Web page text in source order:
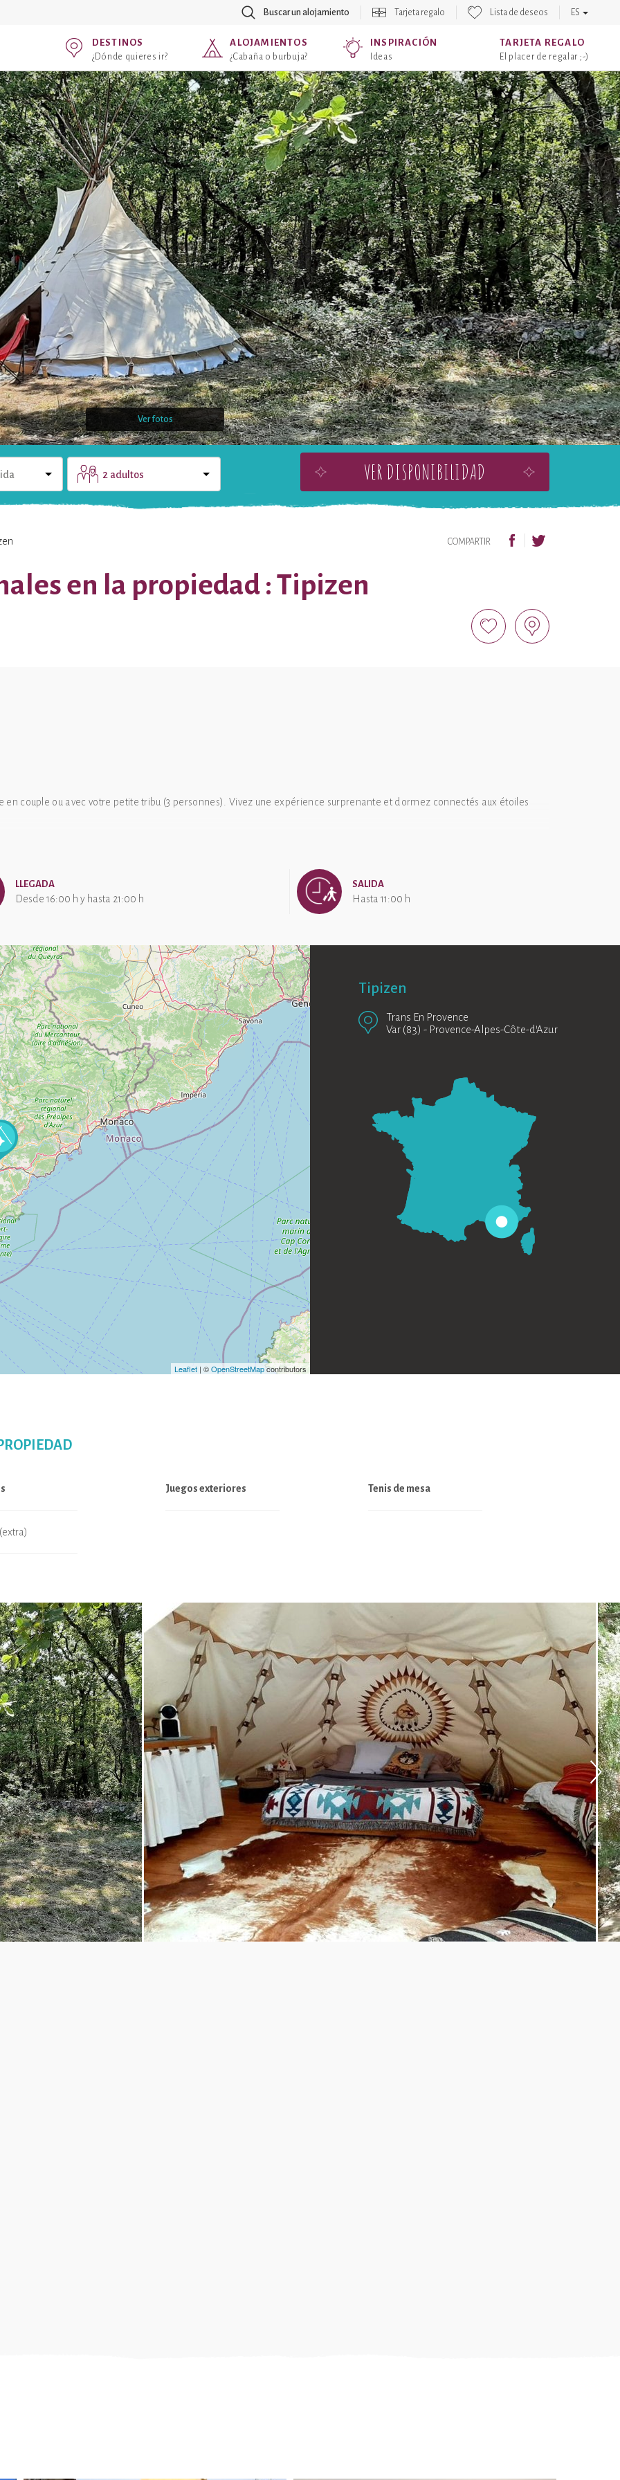
Buscar un alojamiento Tarjeta regalo Lista de deseos ES
DESTINOS
¿Dónde quieres ir?
ALOJAMIENTOS
¿Cabaña o burbuja?
INSPIRACIÓN
Ideas
TARJETA REGALO
El placer de regalar ;-)
Ver fotos
2 adultos VER DISPONIBILIDAD
AÑADIR A MI LISTA DE DESEOS
COMPARTIR
en la propiedad : Tipizen
couple ou avec votre petite tribu (3 personnes). Vivez une expérience surprenante et dormez connectés aux étoiles
clients
LLEGADA
Desde 16:00 h y hasta 21:00 h
SALIDA
Hasta 11:00 h
Leaflet | ©OpenStreetMapcontributors
Tipizen
Trans En Provence
Var (83) - Provence-Alpes-Côte-d’Azur
Juegos exteriores Tenis de mesa